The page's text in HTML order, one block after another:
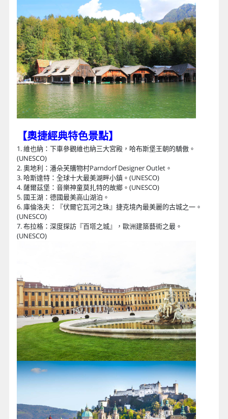
【奧捷經典特色景點】
1. 維也納：下車參觀維也納三大宮殿，哈布斯堡王朝的驕傲。
(UNESCO)
2. 奧地利：潘朵芙購物村Parndorf Designer Outlet。
3. 哈斯達特：全球十大最美湖畔小鎮。(UNESCO)
4. 薩爾茲堡：音樂神童莫扎特的故鄉。(UNESCO)
5. 國王湖：德國最美高山湖泊。
6. 庫倫洛夫：『伏爾它瓦河之珠』捷克境內最美麗的古城之一。
(UNESCO)
7. 布拉格：深度探訪『百塔之城』，歐洲建築藝術之最。
(UNESCO)